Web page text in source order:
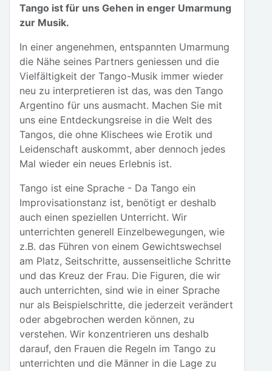
Tango ist für uns Gehen in enger Umarmung
zur Musik.
In einer angenehmen, entspannten Umarmung
die Nähe seines Partners geniessen und die
Vielfältigkeit der Tango-Musik immer wieder
neu zu interpretieren ist das, was den Tango
Argentino für uns ausmacht. Machen Sie mit
uns eine Entdeckungsreise in die Welt des
Tangos, die ohne Klischees wie Erotik und
Leidenschaft auskommt, aber dennoch jedes
Mal wieder ein neues Erlebnis ist.
Tango ist eine Sprache - Da Tango ein
Improvisationstanz ist, benötigt er deshalb
auch einen speziellen Unterricht. Wir
unterrichten generell Einzelbewegungen, wie
z.B. das Führen von einem Gewichtswechsel
am Platz, Seitschritte, aussenseitliche Schritte
und das Kreuz der Frau. Die Figuren, die wir
auch unterrichten, sind wie in einer Sprache
nur als Beispielschritte, die jederzeit verändert
oder abgebrochen werden können, zu
verstehen. Wir konzentrieren uns deshalb
darauf, den Frauen die Regeln im Tango zu
unterrichten und die Männer in die Lage zu